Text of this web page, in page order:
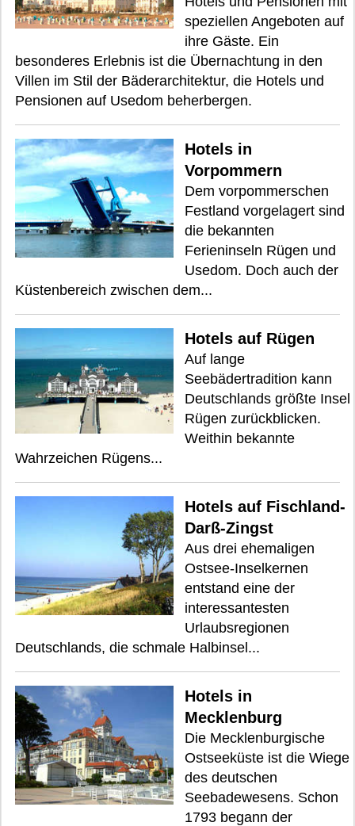
speziellen Angeboten auf
ihre Gäste. Ein
besonderes Erlebnis ist die Übernachtung in den
Villen im Stil der Bäderarchitektur, die Hotels und
Pensionen auf Usedom beherbergen.
Hotels in
Vorpommern
Dem vorpommerschen
Festland vorgelagert sind
die bekannten
Ferieninseln Rügen und
Usedom. Doch auch der
Küstenbereich zwischen dem...
Hotels auf Rügen
Auf lange
Seebädertradition kann
Deutschlands größte Insel
Rügen zurückblicken.
Weithin bekannte
Wahrzeichen Rügens...
Hotels auf Fischland-
Darß-Zingst
Aus drei ehemaligen
Ostsee-Inselkernen
entstand eine der
interessantesten
Urlaubsregionen
Deutschlands, die schmale Halbinsel...
Hotels in
Mecklenburg
Die Mecklenburgische
Ostseeküste ist die Wiege
des deutschen
Seebadewesens. Schon
1793 begann der